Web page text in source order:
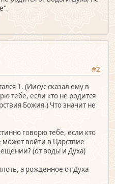
#2
1. (Иисус сказал ему в
тебе, если кто не родится
Божия.) Что значит не
говорю тебе, если кто
может войти в Царствие
(от воды и Духа)
а рожденное от Духа